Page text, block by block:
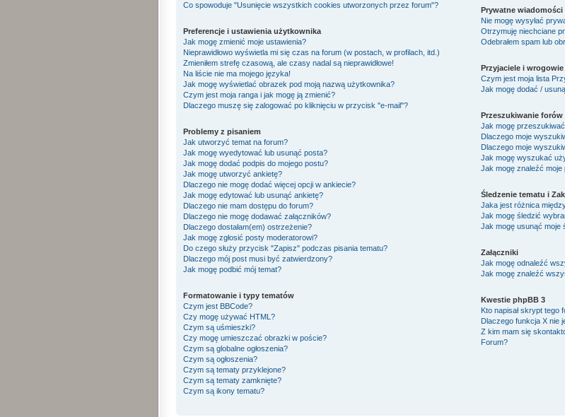
Co spowoduje "Usunięcie wszystkich cookies utworzonych przez forum"?
Preferencje i ustawienia użytkownika
Jak mogę zmienić moje ustawienia?
Nieprawidłowo wyświetla mi się czas na forum (w postach, w profilach, itd.)
Zmieniłem strefę czasową, ale czasy nadal są nieprawidłowe!
Na liście nie ma mojego języka!
Jak mogę wyświetlać obrazek pod moją nazwą użytkownika?
Czym jest moja ranga i jak mogę ją zmienić?
Dlaczego muszę się zalogować po kliknięciu w przycisk "e-mail"?
Problemy z pisaniem
Jak utworzyć temat na forum?
Jak mogę wyedytować lub usunąć posta?
Jak mogę dodać podpis do mojego postu?
Jak mogę utworzyć ankietę?
Dlaczego nie mogę dodać więcej opcji w ankiecie?
Jak mogę edytować lub usunąć ankietę?
Dlaczego nie mam dostępu do forum?
Dlaczego nie mogę dodawać załączników?
Dlaczego dostałam(em) ostrzeżenie?
Jak mogę zgłosić posty moderatorowi?
Do czego służy przycisk "Zapisz" podczas pisania tematu?
Dlaczego mój post musi być zatwierdzony?
Jak mogę podbić mój temat?
Formatowanie i typy tematów
Czym jest BBCode?
Czy mogę używać HTML?
Czym są uśmieszki?
Czy mogę umieszczać obrazki w poście?
Czym są globalne ogłoszenia?
Czym są ogłoszenia?
Czym są tematy przyklejone?
Czym są tematy zamknięte?
Czym są ikony tematu?
Prywatne wiadomości
Nie mogę wysyłać
Otrzymuję niechciane
Odebrałem spam lub
Przyjaciele i wrogowie
Czym jest moja lista
Jak mogę dodać /
Przeszukiwanie forów
Jak mogę
Dlaczego moje
Dlaczego moje
Jak mogę wyszukać
Jak mogę znaleźć moje
Śledzenie tematu i
Jaka jest różnica
Jak mogę śledzić
Jak mogę usunąć moje
Załączniki
Jak mogę odnaleźć
Jak mogę znaleźć
Kwestie phpBB 3
Kto napisał skrypt tego
Dlaczego funkcja X nie
Z kim mam się
Forum?